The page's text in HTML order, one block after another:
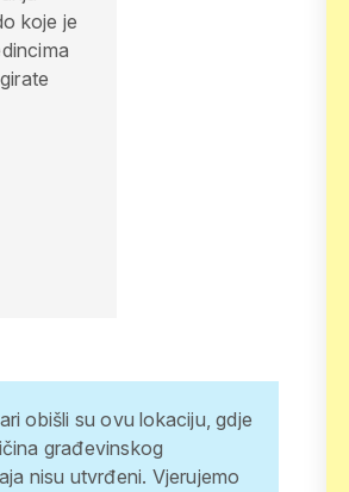
koje je
obišli su ovu lokaciju, gdje
građevinskog
nisu utvrđeni. Vjerujemo